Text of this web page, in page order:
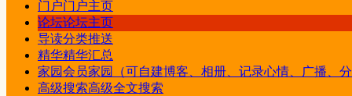
门户门户主页
论坛论坛主页
导读分类推送
精华精华汇总
家园会员家园（可自建博客、相册、记录心情、广播、
高级搜索高级全文搜索